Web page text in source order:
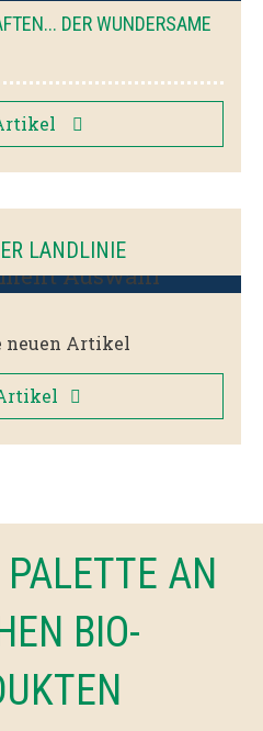
DER WUNDERSAME
LANDLINIE
neuen Artikel
AN
BIO-